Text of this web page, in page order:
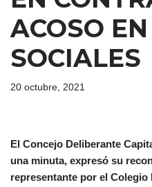
ACOSO
SOCIALES
20 octubre, 2021
El Concejo Deliberante
una minuta, expresó su
representante por el Colegio